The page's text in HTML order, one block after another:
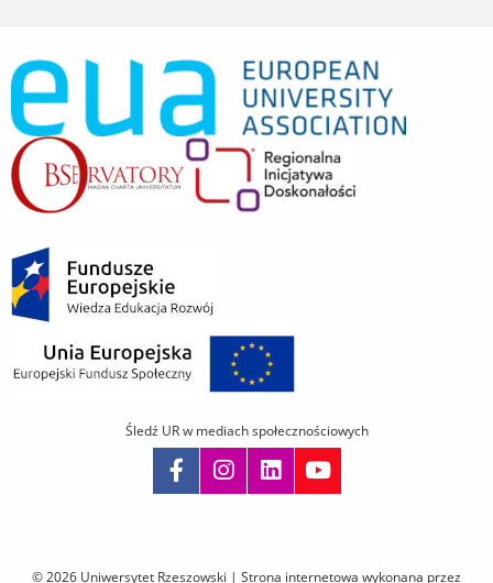
© 2026 Uniwersytet Rzeszowski | Strona internetowa wykonana przez
Śledź UR w mediach społecznościowych
i